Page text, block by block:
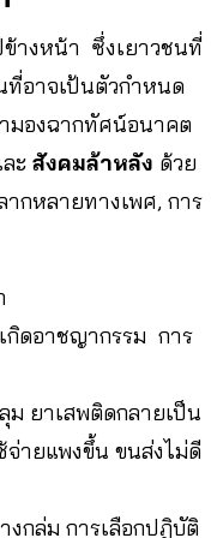
ข้างหน้า ซึ่งเยาวชนที่
ที่อาจเป้นตัวกำหนด
มองฉากทัศน์อนาคต
ะ สังคมล้าหลัง ด้วย
กหลายทางเพศ, การ
กิดอาชญากรรม การ
ยาเสพติดกลายเป็น
จ่ายแพงขึ้น ขนส่งไม่ดี
กลุ่ม การเลือกปฎิบัติ